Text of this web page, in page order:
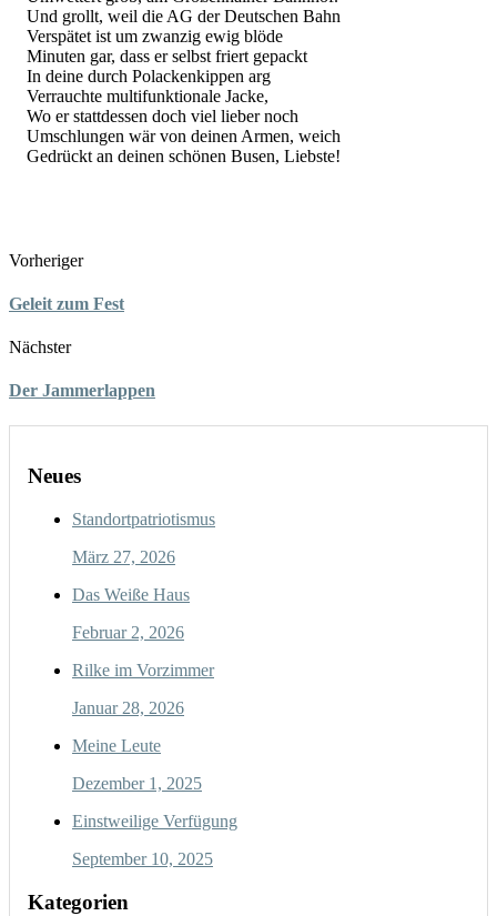
Und grollt, weil die AG der Deutschen Bahn
Verspätet ist um zwanzig ewig blöde
Minuten gar, dass er selbst friert gepackt
In deine durch Polackenkippen arg
Verrauchte multifunktionale Jacke,
Wo er stattdessen doch viel lieber noch
Umschlungen wär von deinen Armen, weich
Gedrückt an deinen schönen Busen, Liebste!
Vorheriger
Geleit zum Fest
Nächster
Der Jammerlappen
Neues
Standortpatriotismus
März 27, 2026
Das Weiße Haus
Februar 2, 2026
Rilke im Vorzimmer
Januar 28, 2026
Meine Leute
Dezember 1, 2025
Einstweilige Verfügung
September 10, 2025
Kategorien